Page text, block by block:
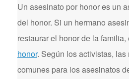
Un asesinato por honor es un
del honor. Si un hermano
restaurar el honor de la familia,
honor. Según los activistas, las
comunes para los asesinatos